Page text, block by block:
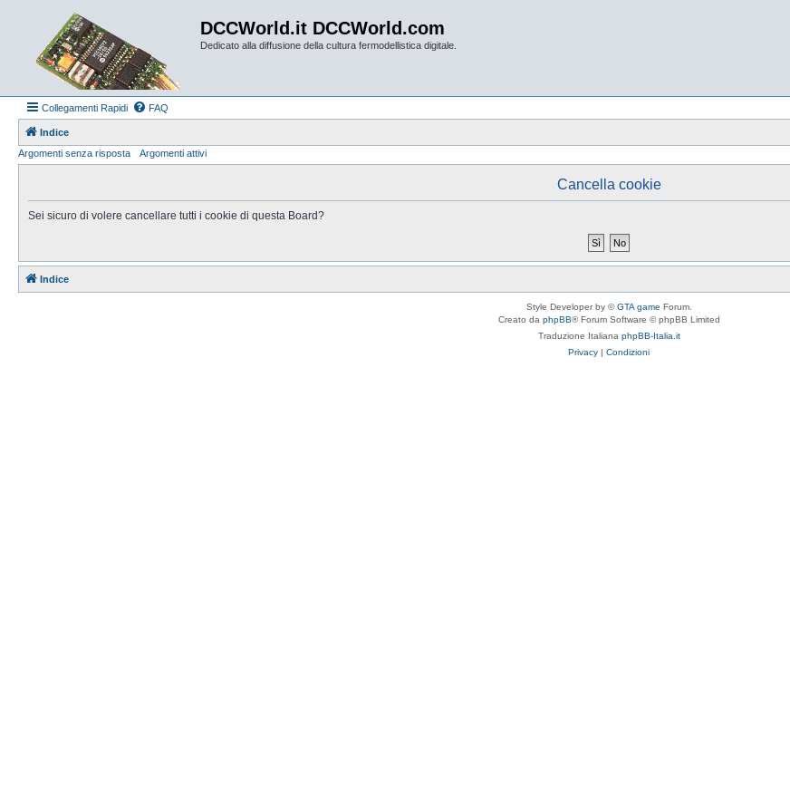
DCCWorld.it DCCWorld.com
Dedicato alla diffusione della cultura fermodellistica digitale.
Collegamenti Rapidi FAQ
Indice
Argomenti senza risposta
Argomenti attivi
Cancella cookie
Sei sicuro di volere cancellare tutti i cookie di questa Board?
Indice
Style Developer by ©GTA game Forum.
Creato da phpBB® Forum Software © phpBB Limited
Traduzione Italiana phpBB-Italia.it
Privacy | Condizioni